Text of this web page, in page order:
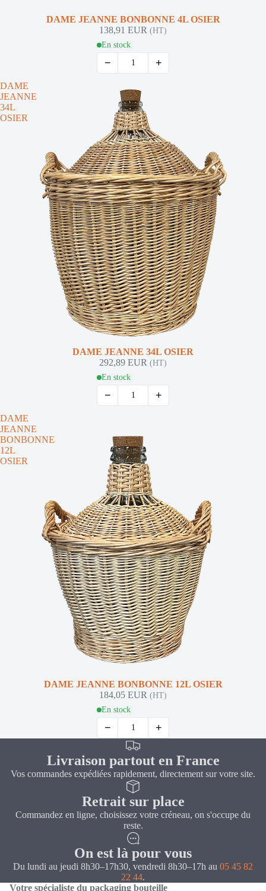
DAME JEANNE BONBONNE 4L OSIER
138,91 EUR (HT)
En stock
− +
DAME
JEANNE
34L
OSIER
DAME JEANNE 34L OSIER
292,89 EUR (HT)
En stock
− +
DAME
JEANNE
BONBONNE
12L
OSIER
DAME JEANNE BONBONNE 12L OSIER
184,05 EUR (HT)
En stock
− +
Livraison partout en France
Vos commandes expédiées rapidement, directement sur votre site.
Retrait sur place
Commandez en ligne, choisissez votre créneau, on s'occupe du
reste.
On est là pour vous
Du lundi au jeudi 8h30–17h30, vendredi 8h30–17h au 05 45 82
22 44.
Votre spécialiste du packaging bouteille